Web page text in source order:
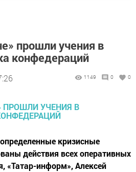
прошли учения в
конфедераций
1149 0 0
кризисные
действия всех оперативных
«Татар-информ», Алексей